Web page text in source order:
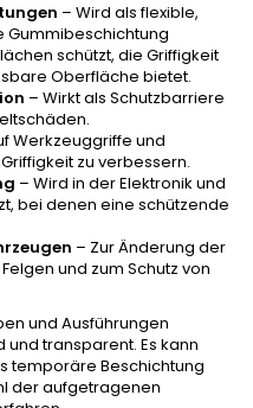
– Wird als flexible,
Gummibeschichtung
schützt, die Griffigkeit
Oberfläche bietet.
– Wirkt als Schutzbarriere
Werkzeuggriffe und
zu verbessern.
– Wird in der Elektronik und
bei denen eine schützende
– Zur Änderung der
und zum Schutz von
und Ausführungen
transparent. Es kann
temporäre Beschichtung
der aufgetragenen